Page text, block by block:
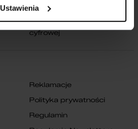
UstawieniaZmień ustawienia cookies
Oświadczenie o dostępności
cyfrowej
Reklamacje
Polityka prywatności
Regulamin